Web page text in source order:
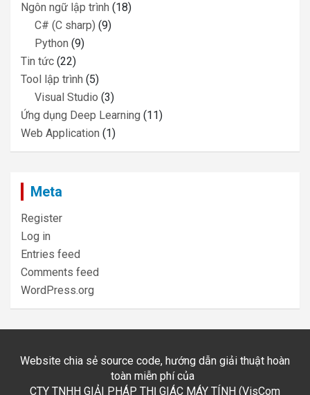
Ngôn ngữ lập trình (18)
C# (C sharp) (9)
Python (9)
Tin tức (22)
Tool lập trình (5)
Visual Studio (3)
Ứng dụng Deep Learning (11)
Web Application (1)
Meta
Register
Log in
Entries feed
Comments feed
WordPress.org
Website chia sẻ source code, hướng dẫn giải thuật hoàn
toàn miễn phí của
CTY TNHH GIẢI PHÁP THỊ GIÁC MÁY TÍNH (VisCom